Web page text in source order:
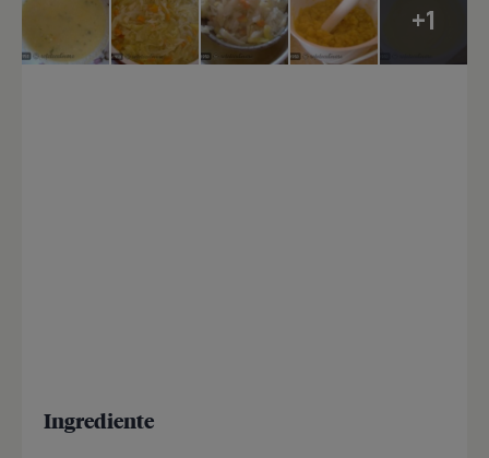
+1
Ingrediente